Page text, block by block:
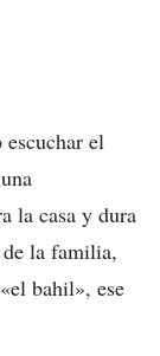
escuchar el
la casa y dura
de la familia,
bahil», ese